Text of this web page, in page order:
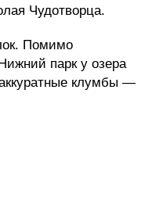
Чудотворца.
Помимо
парк у озера
клумбы —